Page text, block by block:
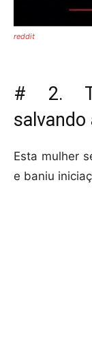
reddit
# 2.
salvando
Esta mulher
e baniu